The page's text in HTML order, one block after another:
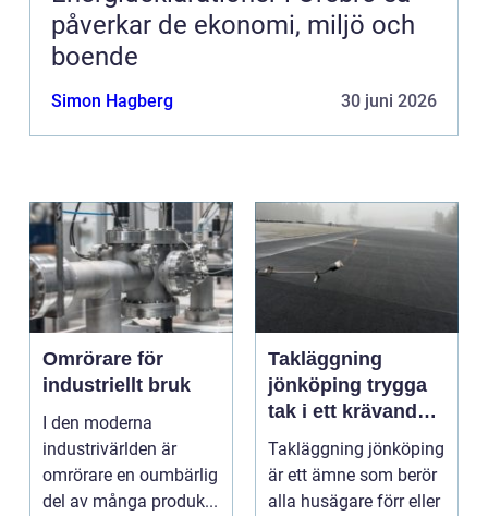
påverkar de ekonomi, miljö och
boende
Simon Hagberg 30 juni 2026
Omrörare för
industriellt bruk
I den moderna
industrivärlden är
omrörare en oumbärlig
del av många produk...
Takläggning
jönköping trygga
tak i ett krävande
småländskt klimat
Takläggning jönköping
är ett ämne som berör
alla husägare förr eller